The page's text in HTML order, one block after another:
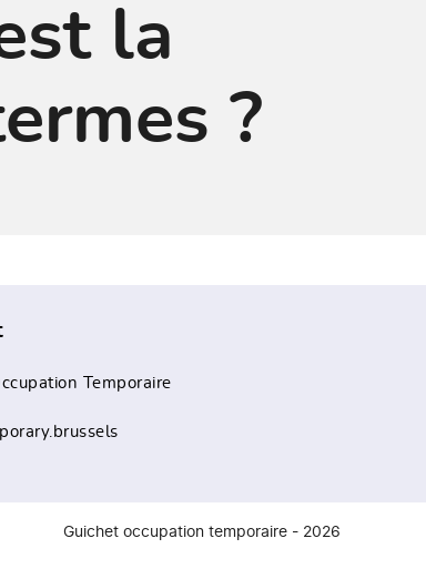
la
?
Temporaire
Guichet occupation temporaire - 2026